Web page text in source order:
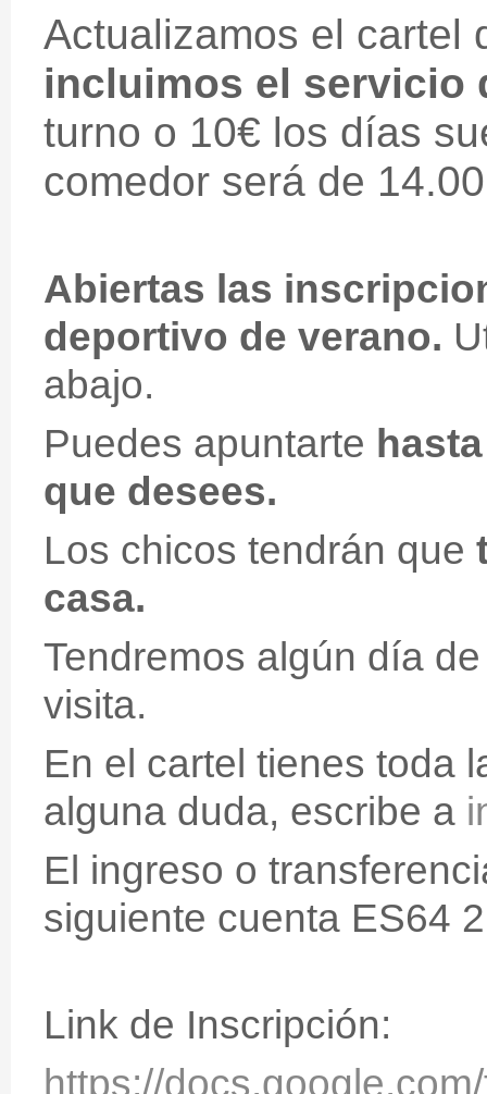
Actualizamos el cartel
incluimos el servicio
turno o 10€ los días
comedor será de
Abiertas las
deportivo de verano.
abajo.
Puedes apuntarte
que desees.
Los chicos tendrán que
casa.
Tendremos algún día
visita.
En el cartel tienes toda
alguna duda, escribe a
El ingreso o
siguiente cuenta ES64
Link de Inscripción:
https://